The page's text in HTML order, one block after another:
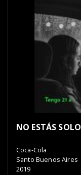
NO ESTÁS SOLO
Coca-Cola
Santo Buenos Aires
2019